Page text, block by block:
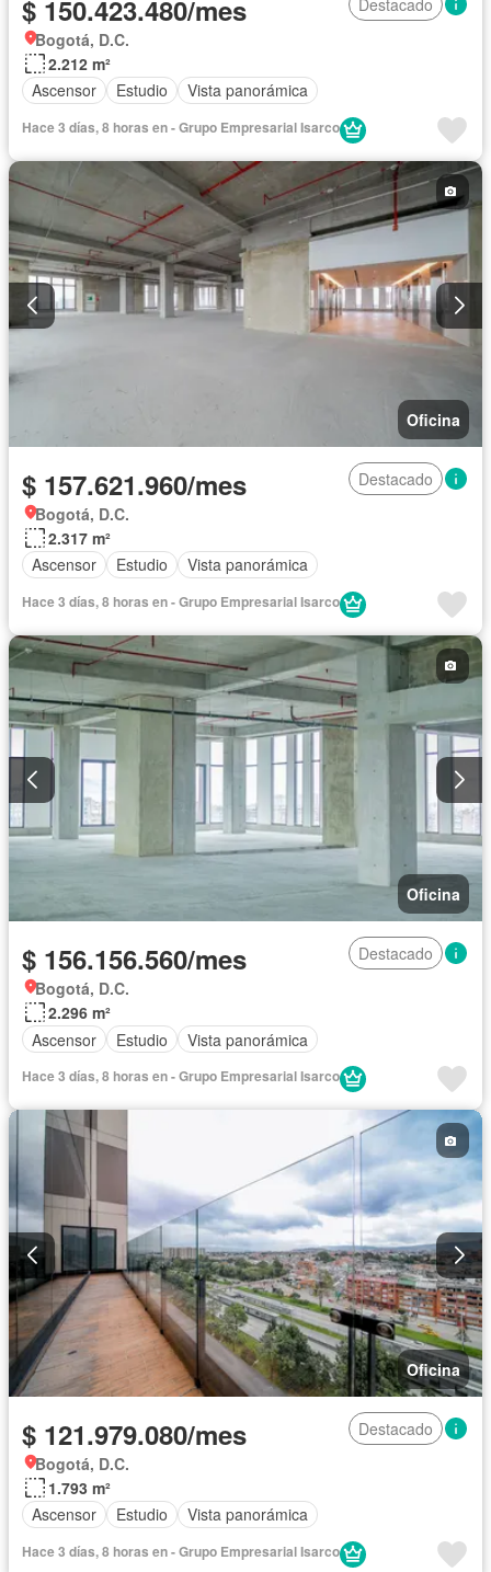
$ 150.423.480/mes
Bogotá, D.C.
2.212 m²
Ascensor
Estudio Vista panorámica
Hace 3 días, 8 horas en - Grupo Empresarial Isarco
Oficina
$ 157.621.960/mes
Destacado
Bogotá, D.C.
2.317 m²
Ascensor
Estudio Vista panorámica
Hace 3 días, 8 horas en - Grupo Empresarial Isarco
Oficina
$ 156.156.560/mes
Destacado
Bogotá, D.C.
2.296 m²
Ascensor
Estudio Vista panorámica
Hace 3 días, 8 horas en - Grupo Empresarial Isarco
Oficina
$ 121.979.080/mes
Destacado
Bogotá, D.C.
1.793 m²
Ascensor
Estudio Vista panorámica
Hace 3 días, 8 horas en - Grupo Empresarial Isarco